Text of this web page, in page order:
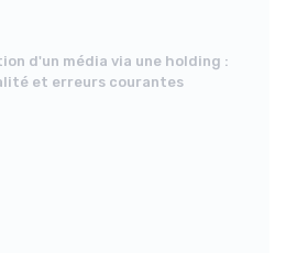
d'un média via une holding :
et erreurs courantes